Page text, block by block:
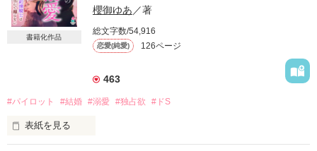
書籍化作品
櫻御ゆあ ／著
総文字数/54,916
恋愛(純愛) 126ページ
463
#パイロット #結婚 #溺愛 #独占欲 #ドS
表紙を見る